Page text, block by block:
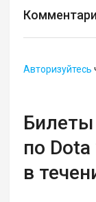
Авторизуйтесь
по
в